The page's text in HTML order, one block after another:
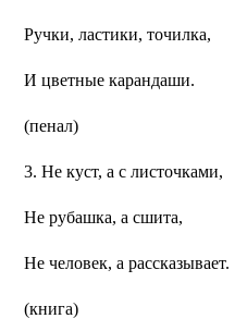
Ручки, ластики, точилка,
И цветные карандаши.
(пенал)
3. Не куст, а с листочками,
Не рубашка, а сшита,
Не человек, а рассказывает.
(книга)